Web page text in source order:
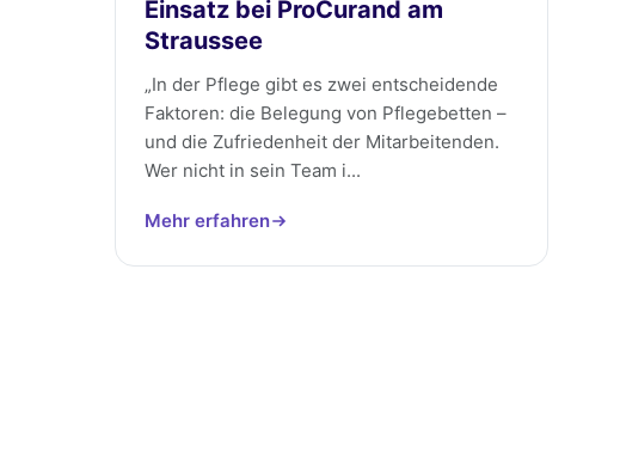
Einsatz bei ProCurand am
Straussee
„In der Pflege gibt es zwei entscheidende
Faktoren: die Belegung von Pflegebetten –
und die Zufriedenheit der Mitarbeitenden.
Wer nicht in sein Team i...
Mehr erfahren